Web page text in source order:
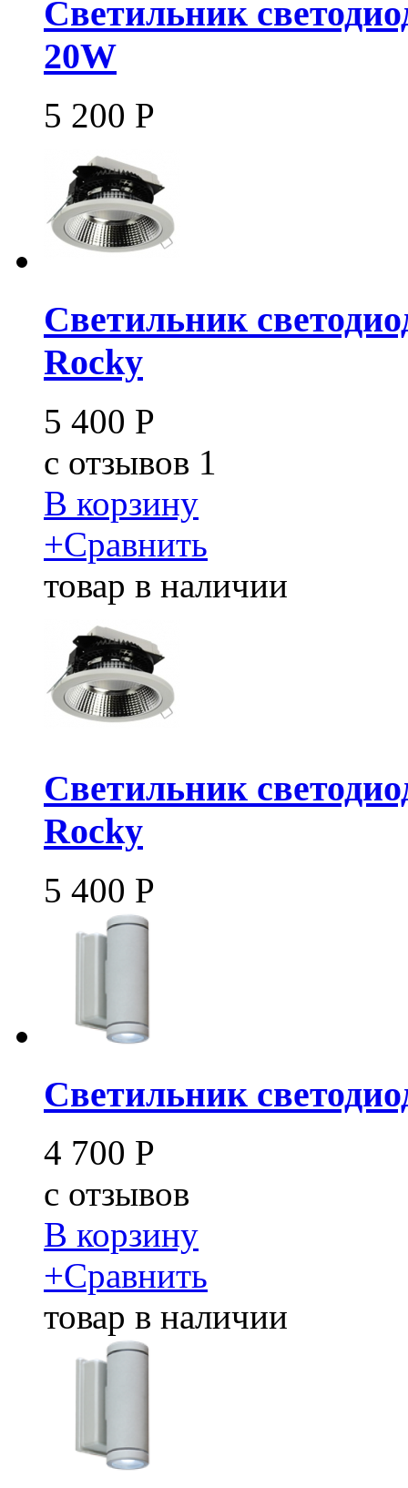
Светильник
20W
5 200 Р
Светильник
Rocky
5 400 Р
c отзывов 1
В корзину
+Сравнить
товар в наличии
Светильник
Rocky
5 400 Р
Светильник
4 700 Р
c отзывов
В корзину
+Сравнить
товар в наличии